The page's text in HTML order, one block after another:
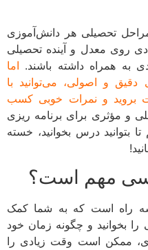
تحصیلی هر دانش‌آموزی
روی معدل و آینده تحصیلی
همراه داشته باشند.اما
و اصولی، می‌توانید با
و نمرات خوبی کسب
برای برنامه ریزی
درس بخوانید، خسته
مهم است؟
است که به شما کمک
و چگونه زمان خود
ممکن است وقت زیادی را